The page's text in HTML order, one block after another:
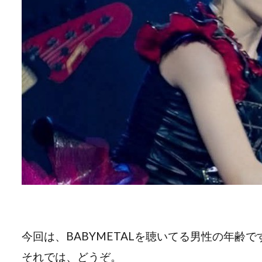
今回は、BABYMETALを聴いてる男性の年齢で
それでは、どうぞ。